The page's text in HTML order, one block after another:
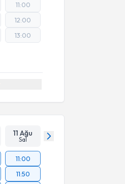
11:00
12:00
13:00
11 Ağu
Sal
11:00
11:50